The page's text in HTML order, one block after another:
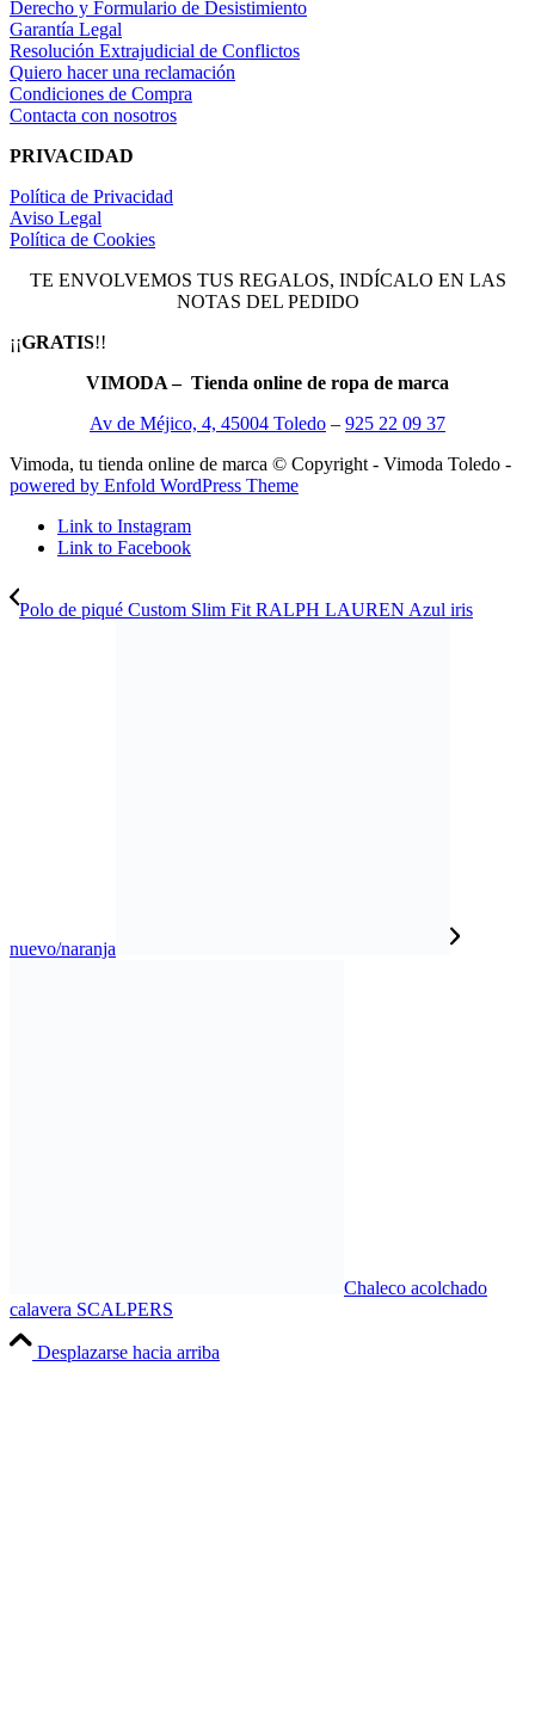
Derecho y Formulario de Desistimiento
Garantía Legal
Resolución Extrajudicial de Conflictos
Quiero hacer una reclamación
Condiciones de Compra
Contacta con nosotros
PRIVACIDAD
Política de Privacidad
Aviso Legal
Política de Cookies
TE ENVOLVEMOS TUS REGALOS, INDÍCALO EN LAS
NOTAS DEL PEDIDO
¡¡GRATIS!!
VIMODA – Tienda online de ropa de marca
Av de Méjico, 4, 45004 Toledo – 925 22 09 37
Vimoda, tu tienda online de marca © Copyright - Vimoda Toledo -
powered by Enfold WordPress Theme
Link to Instagram
Link to Facebook
Polo de piqué Custom Slim Fit RALPH LAUREN Azul iris
nuevo/naranja
Chaleco acolchado
calavera SCALPERS
Desplazarse hacia arriba